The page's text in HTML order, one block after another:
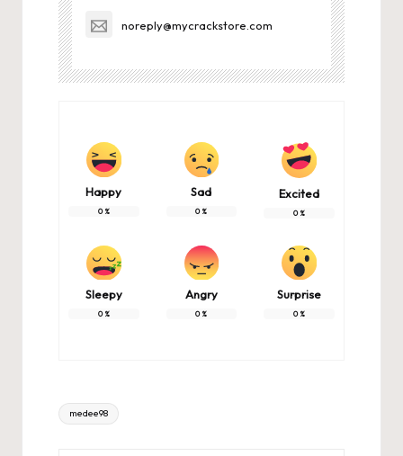
noreply@mycrackstore.com
Happy
0%
Sad
0%
Excited
0%
Sleepy
0%
Angry
0%
Surprise
0%
Tags:
medee98